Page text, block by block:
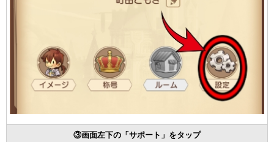
③画面左下の「サポート」をタップ